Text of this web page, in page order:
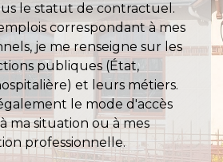
le statut de contractuel.
correspondant à mes
je me renseigne sur les
publiques (État,
et leurs métiers.
le mode d'accès
ma situation ou à mes
professionnelle.